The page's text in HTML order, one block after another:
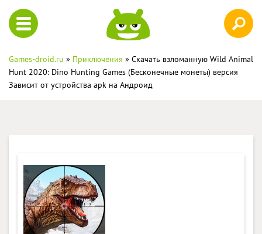
Games-droid.ru » Приключения » Скачать взломанную Wild Animal
Hunt 2020: Dino Hunting Games (Бесконечные монеты) версия
Зависит от устройства apk на Андроид